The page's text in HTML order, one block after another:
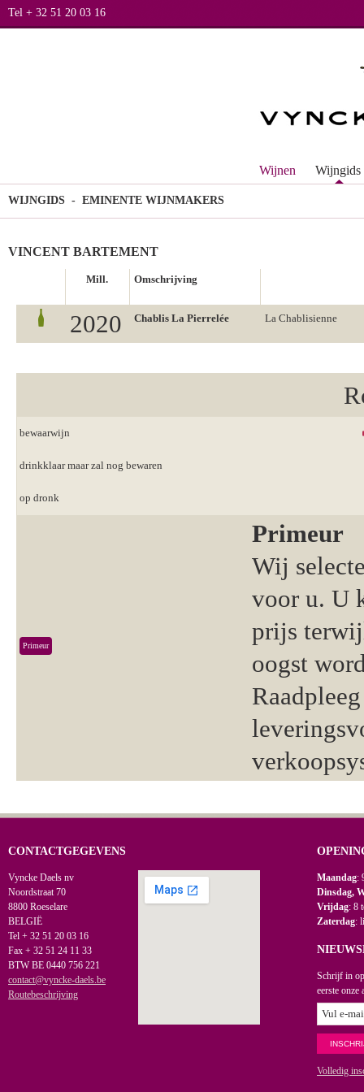
Tel + 32 51 20 03 16
Wijnen Wijngids
WIJNGIDS - EMINENTE WIJNMAKERS
VINCENT BARTEMENT
Mill. Omschrijving
2020 Chablis La Pierrelée La Chablisienne
bewaarwijn
drinkklaar maar zal nog bewaren
op dronk
Primeur
Primeur
Wij
voor u. U
prijs
oogst
CONTACTGEGEVENS
Vyncke Daels nv
Noordstraat 70
8800 Roeselare
BELGIË
Tel + 32 51 20 03 16
Fax + 32 51 24 11 33
BTW BE 0440 756 221
contact@vyncke-daels.be
Routebeschrijving
Maandag:
Dinsdag,
Vrijdag: 8
Zaterdag:
Schrijf in
eerste onze
Volledig